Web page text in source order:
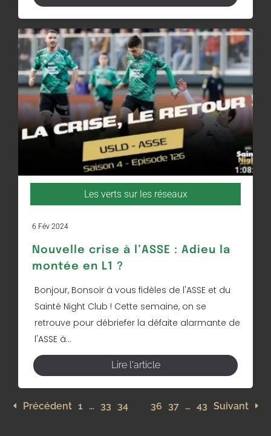
Les verts sur les réseaux
6 Fév 2024
Nouvelle crise à l’ASSE : Adieu la
montée en L1 ?
Bonjour, Bonsoir à vous fidèles de l'ASSE et du
Sainté Night Club ! Cette semaine, on se
retrouve pour débriefer la défaite alarmante de
l'ASSE à...
Lire l'article
Précédent 1 … 33 34 36 37 … 43 Suivant